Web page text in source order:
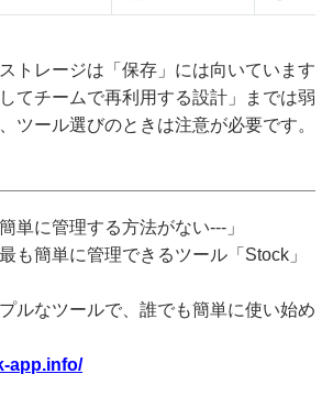
トレージは「保存」には向いています
てチームで再利用する設計」までは弱
ツール選びのときは注意が必要です。
単に管理する方法がない---」
も簡単に管理できるツール「Stock」
ルなツールで、誰でも簡単に使い始め
app.info/